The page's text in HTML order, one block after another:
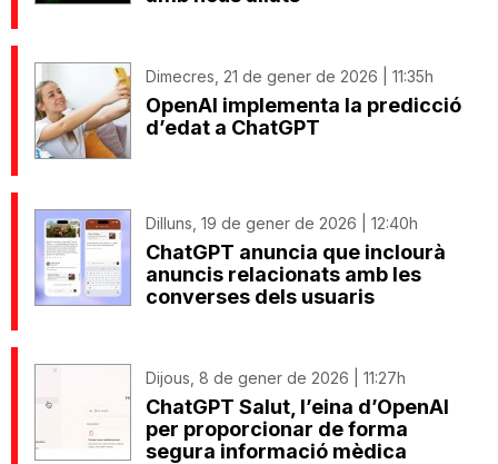
Dimecres, 21 de gener de 2026 | 11:35h
OpenAI implementa la predicció
d’edat a ChatGPT
Dilluns, 19 de gener de 2026 | 12:40h
ChatGPT anuncia que inclourà
anuncis relacionats amb les
converses dels usuaris
Dijous, 8 de gener de 2026 | 11:27h
ChatGPT Salut, l’eina d’OpenAI
per proporcionar de forma
segura informació mèdica